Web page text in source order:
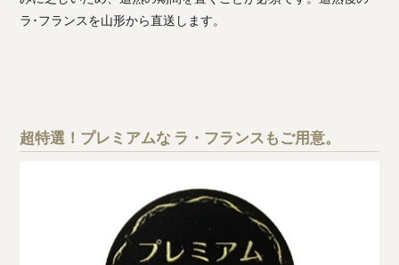
ラ･フランスを山形から直送します。
超特選！プレミアムな ラ・フランスもご用意。